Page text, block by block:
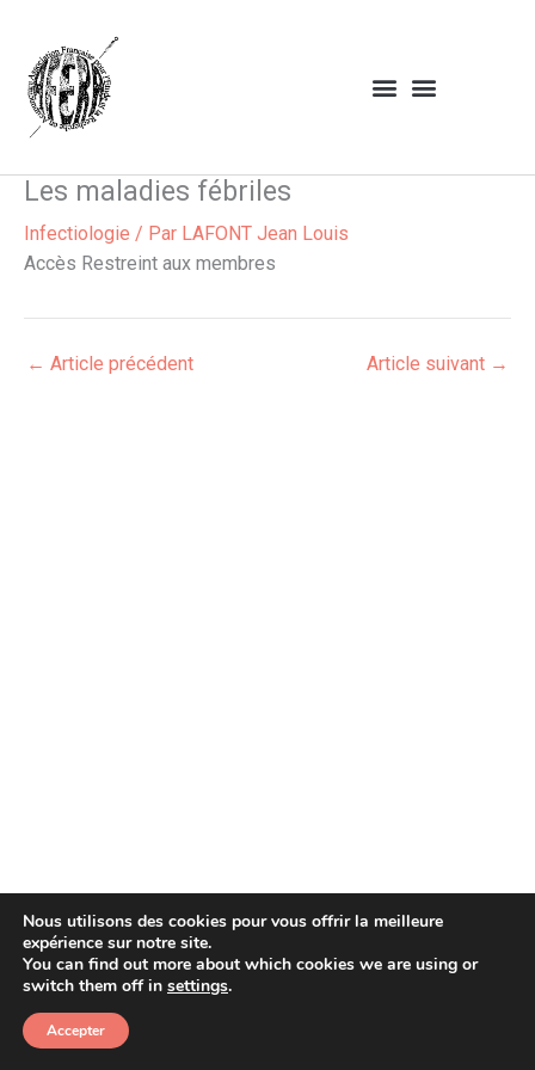
contenu
Les maladies fébriles
Infectiologie / Par LAFONT Jean Louis
Accès Restreint aux membres
← Article précédent Article suivant →
Copyright © 2026 Afera
Nous utilisons des cookies pour vous offrir la meilleure
expérience sur notre site.
You can find out more about which cookies we are using or
switch them off in settings.
Accepter